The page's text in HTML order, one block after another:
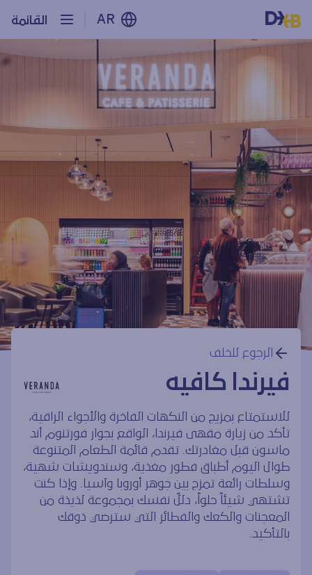
القائمة AR
الرجوع للخلف
فيرندا كافيه
للاستمتاع بمزيج من النكهات الفاخرة والأجواء الراقية،
تأكد من زيارة مقهى فيرندا، الواقع بجوار فورتنوم أند
ماسون قبل مغادرتك. تقدم قائمة الطعام المتنوعة
طوال اليوم أطباق فطور مغذية، وسندويشات شهية،
وسلطات رائعة تمزج بين جوهر أوروبا وآسيا. وإذا كنت
تشتهي شيئاً حلواً، دللّ نفسك بمجموعة لذيذة من
المعجنات والكعك والفطائر التي سترضي ذوقك
بالتأكيد.